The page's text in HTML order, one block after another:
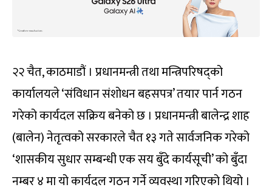
२२ चैत, काठमाडौं । प्रधानमन्त्री तथा मन्त्रिपरिषद्को
कार्यालयले ‘संविधान संशोधन बहसपत्र’ तयार पार्न गठन
गरेको कार्यदल सक्रिय बनेको छ । प्रधानमन्त्री बालेन्द्र शाह
(बालेन) नेतृत्वको सरकारले चैत १३ गते सार्वजनिक गरेको
‘शासकीय सुधार सम्बन्धी एक सय बुँदे कार्यसूची’ को बुँदा
नम्बर ४ मा यो कार्यदल गठन गर्ने व्यवस्था गरिएको थियो ।